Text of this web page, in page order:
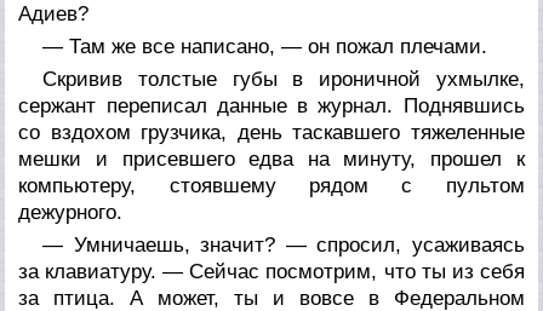
Адиев?
— Там же все написано, — он пожал плечами.
Скривив толстые губы в ироничной ухмылке,
сержант переписал данные в журнал. Поднявшись
со вздохом грузчика, день таскавшего тяжеленные
мешки и присевшего едва на минуту, прошел к
компьютеру, стоявшему рядом с пультом
дежурного.
— Умничаешь, значит? — спросил, усаживаясь
за клавиатуру. — Сейчас посмотрим, что ты из себя
за птица. А может, ты и вовсе в Федеральном